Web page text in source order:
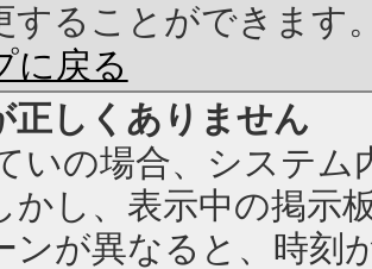
することができます
に戻る
正しくありません
いの場合、システム
かし、表示中の掲示
ンが異なると、時刻